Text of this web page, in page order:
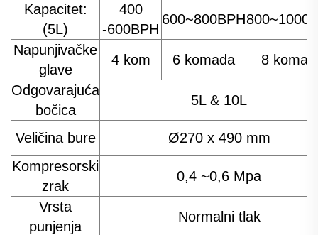
Kapacitet:
(5L)
400
-600BPH
600~800BPH
Napunjivačke
glave
4 kom 6 komada
8
Odgovarajuća
bočica
5L & 10L
Veličina bure
Ø270 x 490 mm
Kompresorski
zrak
0,4 ~0,6 Mpa
Vrsta
punjenja
Normalni tlak